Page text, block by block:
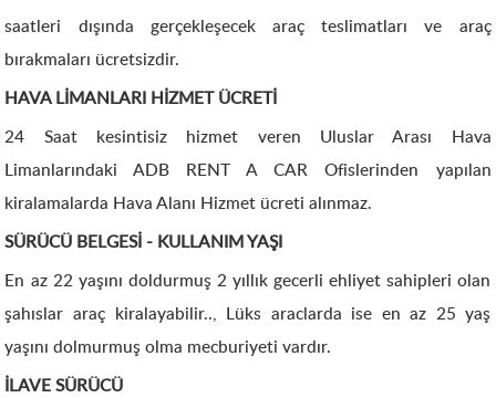
saatleri dışında gerçekleşecek araç teslimatları ve araç
bırakmaları ücretsizdir.
HAVA LİMANLARI HİZMET ÜCRETİ
24 Saat kesintisiz hizmet veren Uluslar Arası Hava
Limanlarındaki ADB RENT A CAR Ofislerinden yapılan
kiralamalarda Hava Alanı Hizmet ücreti alınmaz.
SÜRÜCÜ BELGESİ - KULLANIM YAŞI
En az 22 yaşını doldurmuş 2 yıllık gecerli ehliyet sahipleri olan
şahıslar araç kiralayabilir.., Lüks araclarda ise en az 25 yaş
yaşını dolmurmuş olma mecburiyeti vardır.
İLAVE SÜRÜCÜ